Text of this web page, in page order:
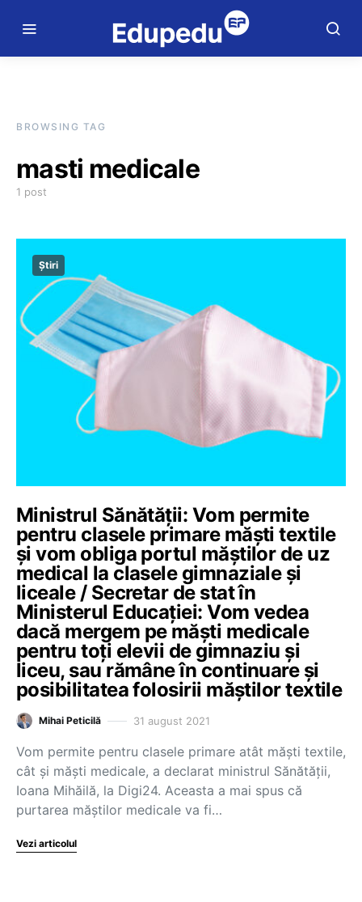
BROWSING TAG
masti medicale
1 post
Știri
Ministrul Sănătății: Vom permite
pentru clasele primare măști textile
și vom obliga portul măștilor de uz
medical la clasele gimnaziale și
liceale / Secretar de stat în
Ministerul Educației: Vom vedea
dacă mergem pe măști medicale
pentru toți elevii de gimnaziu și
liceu, sau rămâne în continuare și
posibilitatea folosirii măștilor textile
Mihai Peticilă 31 august 2021
Vom permite pentru clasele primare atât măști textile,
cât și măști medicale, a declarat ministrul Sănătății,
Ioana Mihăilă, la Digi24. Aceasta a mai spus că
purtarea măștilor medicale va fi…
Vezi articolul